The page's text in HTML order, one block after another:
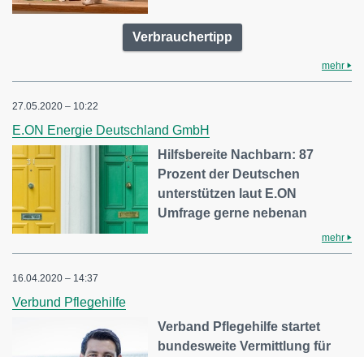
Verbrauchertipp
mehr
27.05.2020 – 10:22
E.ON Energie Deutschland GmbH
Hilfsbereite Nachbarn: 87
Prozent der Deutschen
unterstützen laut E.ON
Umfrage gerne nebenan
mehr
16.04.2020 – 14:37
Verbund Pflegehilfe
Verband Pflegehilfe startet
bundesweite Vermittlung für